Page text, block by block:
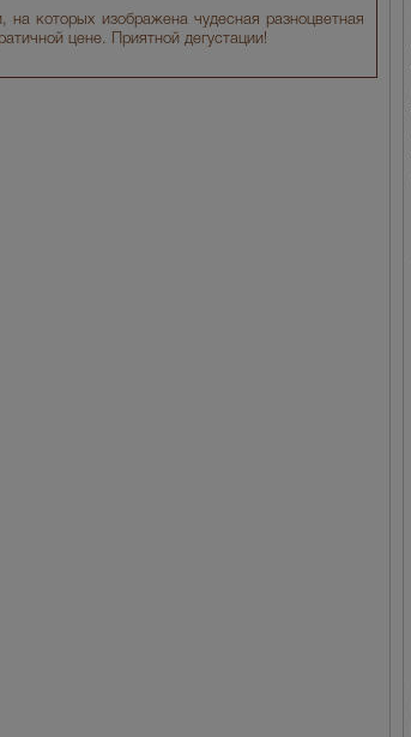
которых изображена чудесная разноцветная
цене. Приятной дегустации!